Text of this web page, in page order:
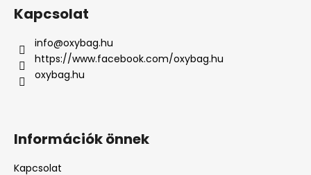
Kapcsolat
info@oxybag.hu
https://www.facebook.com/oxybag.hu
oxybag.hu
Információk önnek
Kapcsolat